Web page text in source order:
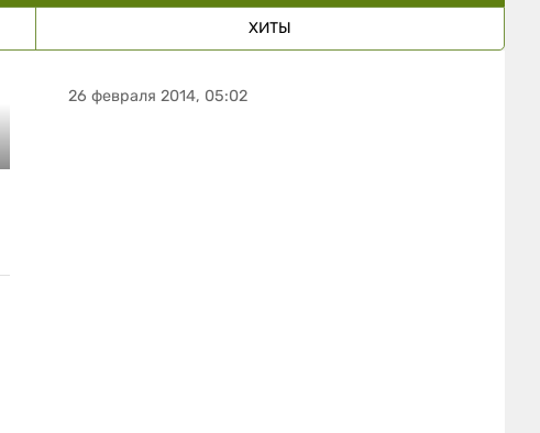
ХИТЫ
26 февраля 2014, 05:02